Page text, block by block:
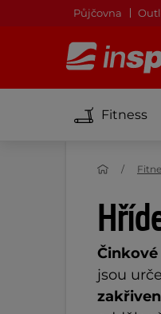
Půjčovna
Fitness
jsou